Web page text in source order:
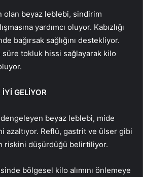
olan beyaz leblebi, sindirim
yardımcı oluyor. Kabızlığı
bağırsak sağlığını destekliyor.
süre tokluk hissi sağlayarak kilo
GELİYOR
dengeleyen beyaz leblebi, mide
azaltıyor. Reflü, gastrit ve ülser gibi
riskini düşürdüğü belirtiliyor.
bölgesel kilo alımını önlemeye